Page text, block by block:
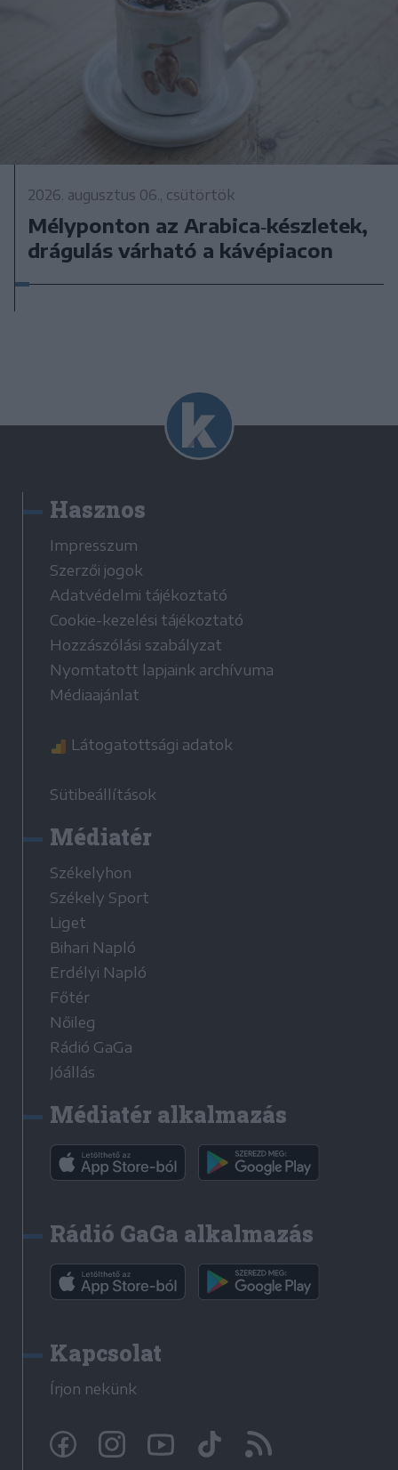
2026. augusztus 06., csütörtök
Mélyponton az Arabica‑készletek,
drágulás várható a kávépiacon
Hasznos
Impresszum
Szerzői jogok
Adatvédelmi tájékoztató
Cookie-kezelési tájékoztató
Hozzászólási szabályzat
Nyomtatott lapjaink archívuma
Médiaajánlat
Látogatottsági adatok
Sütibeállítások
Médiatér
Székelyhon
Székely Sport
Liget
Bihari Napló
Erdélyi Napló
Főtér
Nőileg
Rádió GaGa
Jóállás
Médiatér alkalmazás
Rádió GaGa alkalmazás
Kapcsolat
Írjon nekünk